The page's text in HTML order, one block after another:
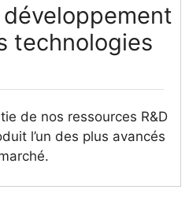
technologies
de nos ressources R&D
l’un des plus avancés